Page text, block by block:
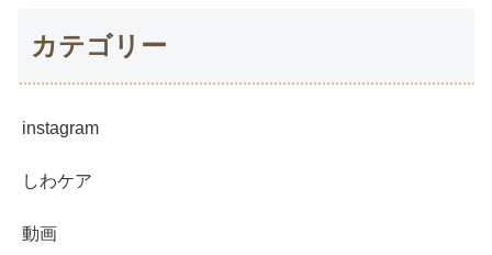
カテゴリー
instagram
しわケア
動画